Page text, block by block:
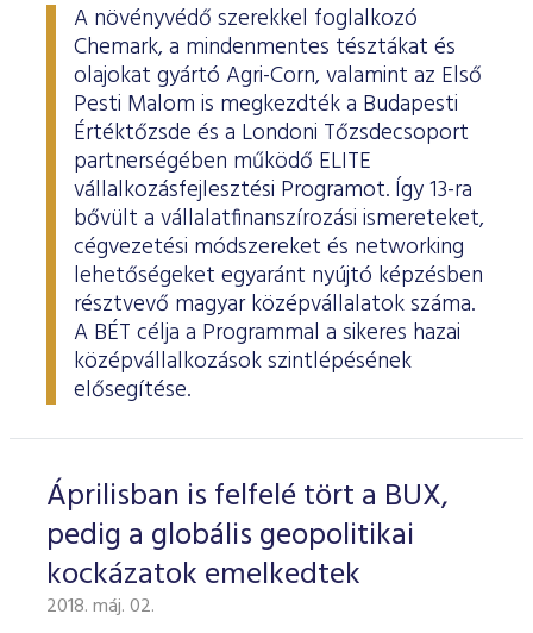
A növényvédő szerekkel foglalkozó
Chemark, a mindenmentes tésztákat és
olajokat gyártó Agri-Corn, valamint az Első
Pesti Malom is megkezdték a Budapesti
Értéktőzsde és a Londoni Tőzsdecsoport
partnerségében működő ELITE
vállalkozásfejlesztési Programot. Így 13-ra
bővült a vállalatfinanszírozási ismereteket,
cégvezetési módszereket és networking
lehetőségeket egyaránt nyújtó képzésben
résztvevő magyar középvállalatok száma.
A BÉT célja a Programmal a sikeres hazai
középvállalkozások szintlépésének
elősegítése.
Áprilisban is felfelé tört a BUX,
pedig a globális geopolitikai
kockázatok emelkedtek
2018. máj. 02.